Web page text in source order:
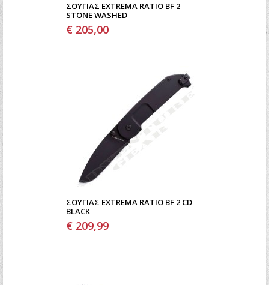
ΣΟΥΓΙΆΣ EXTREMA RATIO BF 2
STONE WASHED
€ 205,00
ΣΟΥΓΙΆΣ EXTREMA RATIO BF 2 CD
BLACK
€ 209,99